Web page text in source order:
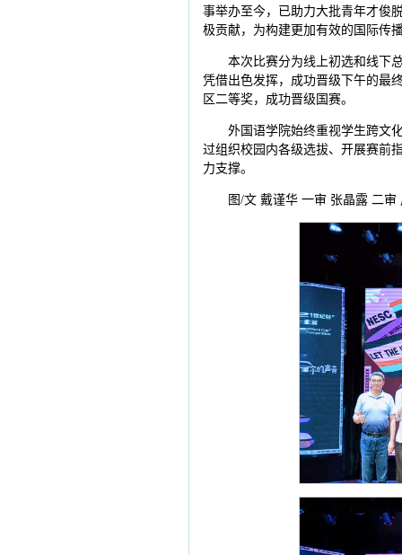
事举办至今，已助力大批青年才俊
极贡献，为构建更加有效的国际传
本次比赛分为线上初选和线下
凭借出色发挥，成功晋级下午的最
区二等奖，成功晋级国赛。
外国语学院始终重视学生跨文
过组织校园内各级选拔、开展赛前
力支撑。
图/文 戴谨华 一审 张晶露 二审